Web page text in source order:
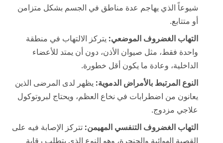
شيوعاً الذي يهاجم عدة مناطق في الجسم بشكل متزامن
أو متتابع.
التهاب الغضروف الموضعي: يتركز الالتهاب في منطقة
واحدة فقط، مثل صيوان الأذن، دون أن يمتد للأعضاء
الداخلية، وعادة ما يكون أقل خطورة.
النوع المرتبط بالأمراض الدموية: يظهر لدى المرضى الذين
يعانون من اضطرابات في نخاع العظم، ويحتاج لبروتوكول
علاجي مزدوج.
التهاب الغضروف التنفسي المهيمن: تتركز الإصابة فيه على
القصبة الهوائية والحنجرة، وهو النوع الذي يتطلب رقابة